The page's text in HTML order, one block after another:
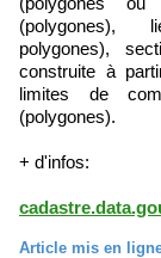
(polygones),
polygones),
construite à
limites de
(polygones).
+ d'infos:
Article mis en